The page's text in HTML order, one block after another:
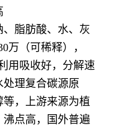
脂肪酸、水、灰
万（可稀释），
用吸收好，分解速
理复合碳源原
，上游来源为植
点高，国外普遍